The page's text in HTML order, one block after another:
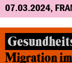
07.03.2024,
Migration